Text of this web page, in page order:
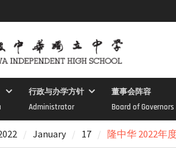
行政与办学方针
Administrator
董事会阵容
Board of Governors
January 17 隆中华 2022年